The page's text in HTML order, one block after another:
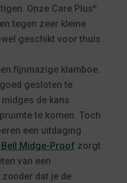
Onze Care Plus®
tegen zeer kleine
geschikt voor thuis
fijnmazige klamboe.
gesloten te
de kans
te komen. Toch
een uitdaging
Bell Midge-Proof zorgt
van een
dat je de